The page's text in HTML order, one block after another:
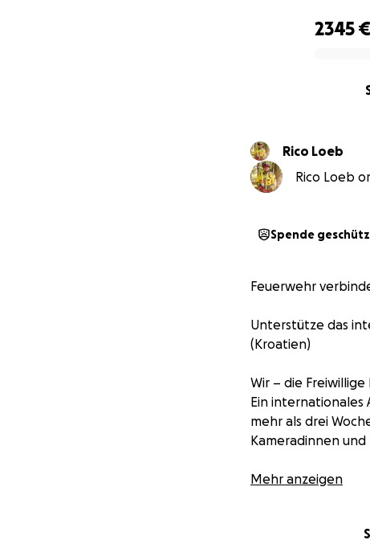
2345 €
Rico Loeb
Rico Loeb
Spende
Feuerwehr
Unterstütze das
(Kroatien)
Wir – die
Ein internationales
mehr als drei
Kameradinnen
Unser Ziel:
• Kameradschaft
Mehr anzeigen